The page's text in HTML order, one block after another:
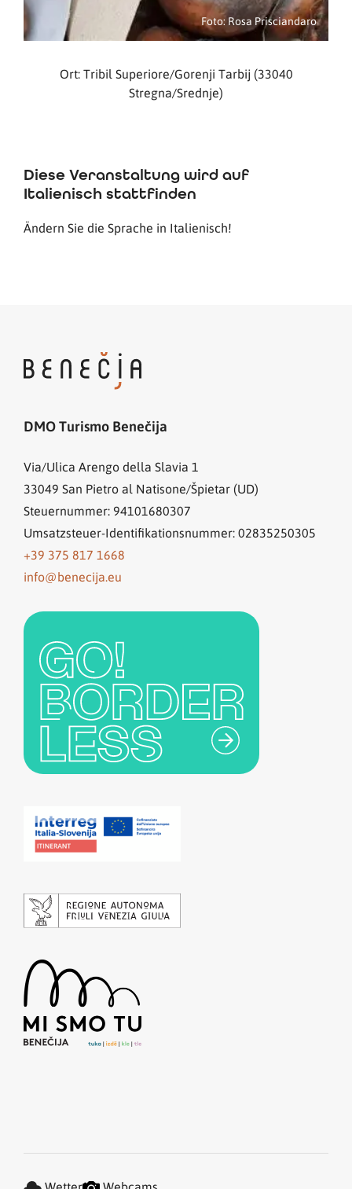
Foto: Rosa Prisciandaro
Ort: Tribil Superiore/Gorenji Tarbij (33040
Stregna/Srednje)
Diese Veranstaltung wird auf
Italienisch stattfinden
Ändern Sie die Sprache in Italienisch!
DMO Turismo Benečija
Via/Ulica Arengo della Slavia 1
33049 San Pietro al Natisone/Špietar (UD)
Steuernummer: 94101680307
Umsatzsteuer-Identifikationsnummer: 02835250305
+39 375 817 1668
info@benecija.eu